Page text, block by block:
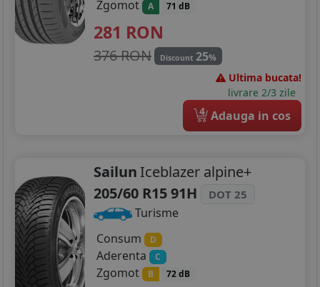
Zgomot A 71 dB
281 RON
376 RON Discount 25%
Ultima bucata!
livrare 2/3 zile
4 Adauga in cos
Sailun Iceblazer alpine+
205/60 R15 91H
DOT 25
Turisme
Consum
D
Aderenta C
Zgomot B 72 dB